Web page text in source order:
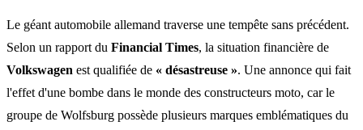
Le géant automobile allemand traverse une tempête sans précédent.
Selon un rapport du Financial Times, la situation financière de
Volkswagen est qualifiée de « désastreuse ». Une annonce qui fait
l'effet d'une bombe dans le monde des constructeurs moto, car le
groupe de Wolfsburg possède plusieurs marques emblématiques du